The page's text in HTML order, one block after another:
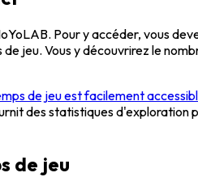
Pour y accéder, vous
jeu. Vous y découvrirez le
de jeu est facilement
des statistiques
de jeu